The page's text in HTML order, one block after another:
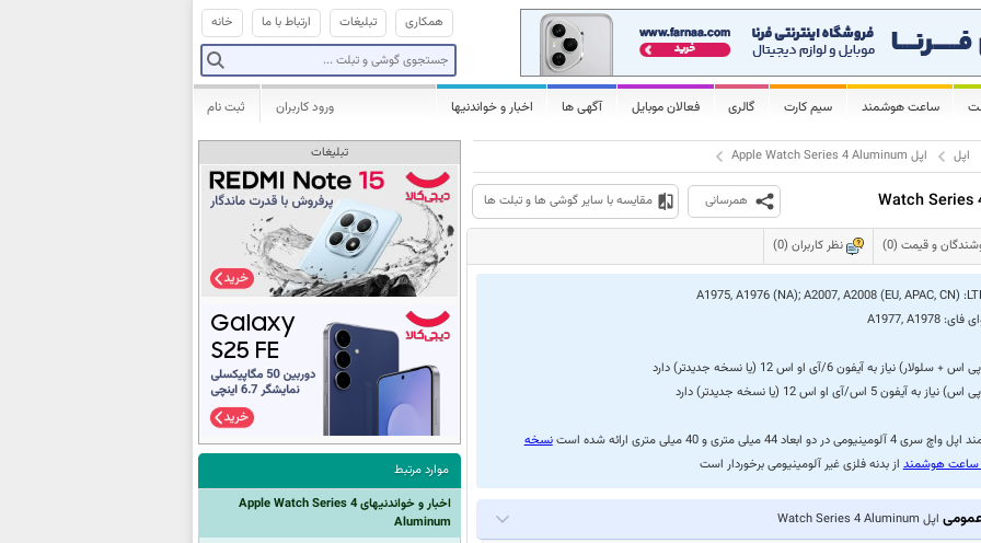
خانه ارتباط با ما تبلیغات همکاری
ساعت هوشمند سیم کارت گالری فعالان موبایل آگهی ها اخبار و خواندنیها ثبت نام ورود کاربران
اپل اپل Apple Watch Series 4 Aluminum
همرسانی مقایسه با سایر گوشی ها و تبلت ها
و قیمت (0) نظر کاربران (0)
A1975, A1976 (NA); A2007, A2008 (EU, APAC, CN)
فای:A1977, A1978
دو ابعاد 44 میلی متری و 40 میلی متری ارائه شده است
نسخه
ساعت هوشمنداز بدنه فلزی غیر آلومینیومی برخوردار است
اپل Watch Series 4 Aluminum
تبلیغات
موارد مرتبط
اخبار و خواندنیهای Apple Watch Series 4
Aluminum